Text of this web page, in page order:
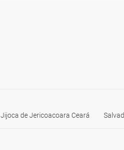
Jijoca de Jericoacoara Ceará